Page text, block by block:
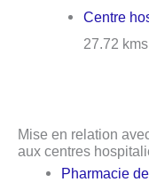
Centre
27.72 kms
Mise en relation
aux centres
Pharmacie